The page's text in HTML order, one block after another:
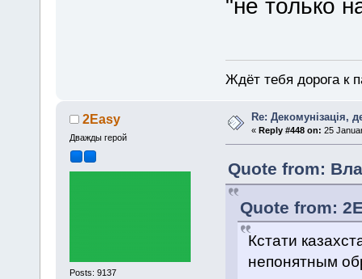
"не только
Ждёт тебя дорога к
2Easy
Дважды герой
Posts: 9137
Re: Декомунізація,
«Reply #448 on: 25
Quote from:
Quote from:
Кстати
непонятным